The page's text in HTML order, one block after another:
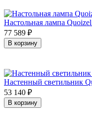
Настольная лампа
77 589 ₽
В корзину
Настенный светильник
53 140 ₽
В корзину